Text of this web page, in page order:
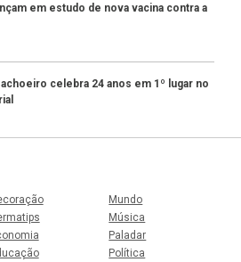
em estudo de nova vacina contra a
celebra 24 anos em 1º lugar no
Mundo
Música
Paladar
Política